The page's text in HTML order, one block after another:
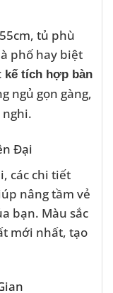
tủ phù
phố hay biệt
kế tích hợp bàn
ngủ gọn gàng,
Đại
các chi tiết
nâng tầm vẻ
bạn. Màu sắc
mới nhất, tạo